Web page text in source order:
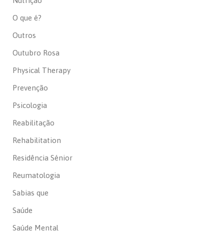
O que é?
Outros
Outubro Rosa
Physical Therapy
Prevenção
Psicologia
Reabilitação
Rehabilitation
Residência Sénior
Reumatologia
Sabias que
Saúde
Saúde Mental